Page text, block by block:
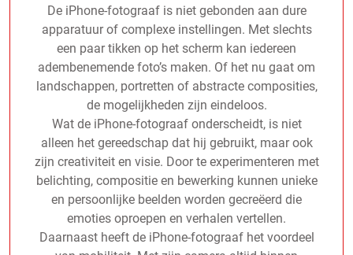
De iPhone-fotograaf is niet gebonden aan dure
apparatuur of complexe instellingen. Met slechts
een paar tikken op het scherm kan iedereen
adembenemende foto’s maken. Of het nu gaat om
landschappen, portretten of abstracte composities,
de mogelijkheden zijn eindeloos.
Wat de iPhone-fotograaf onderscheidt, is niet
alleen het gereedschap dat hij gebruikt, maar ook
zijn creativiteit en visie. Door te experimenteren met
belichting, compositie en bewerking kunnen unieke
en persoonlijke beelden worden gecreëerd die
emoties oproepen en verhalen vertellen.
Daarnaast heeft de iPhone-fotograaf het voordeel